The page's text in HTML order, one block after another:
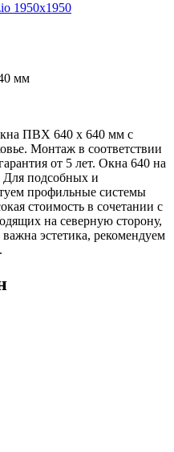
1950x1950
мм
ПВХ 640 х 640 мм с
Монтаж в соответствии
от 5 лет. Окна 640 на
Для подсобных и
профильные системы
стоимость в сочетании с
на северную сторону,
эстетика, рекомендуем